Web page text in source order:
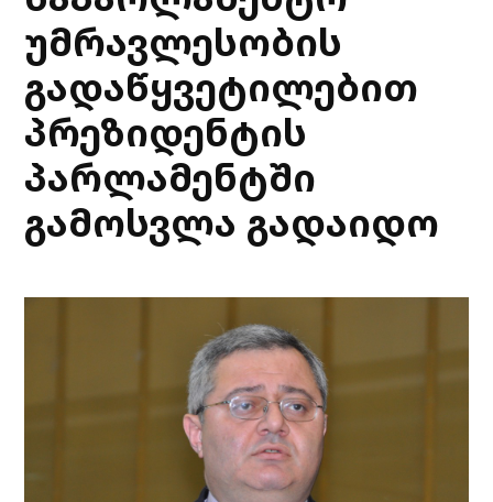
უმრავლესობის
გადაწყვეტილებით
პრეზიდენტის
პარლამენტში
გამოსვლა გადაიდო